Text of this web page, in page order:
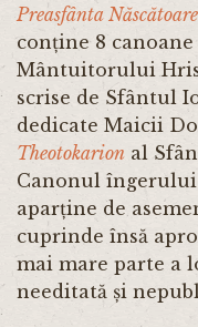
Preasfânta
conține 8
Mântuitorului
scrise de Sfântul
dedicate Maicii
Theotokarion al
Canonul
aparține de
cuprinde însă
mai mare parte a
needitată și